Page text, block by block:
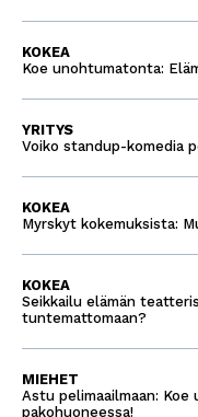
Koe unohtumatonta:
KOKEA
Voiko standup-komedia
YRITYS
Myrskyt kokemuksista:
KOKEA
Seikkailu elämän
tuntemattomaan?
KOKEA
Astu pelimaailmaan:
pakohuoneessa!
MIEHET